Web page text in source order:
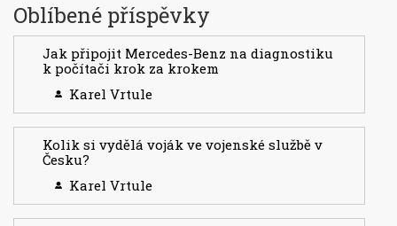
Oblíbené příspěvky
Jak připojit Mercedes-Benz na diagnostiku
k počítači krok za krokem
Karel Vrtule
Kolik si vydělá voják ve vojenské službě v
Česku?
Karel Vrtule